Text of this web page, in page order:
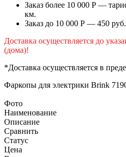
Заказ более 10 000 Р —
км.
Заказ до 10 000 Р — 450
Доставка осуществляется до
(дома)!
*Доставка осуществляется в
Фаркопы для электрики Brink
Фото
Наименование
Описание
Сравнить
Статус
Цена